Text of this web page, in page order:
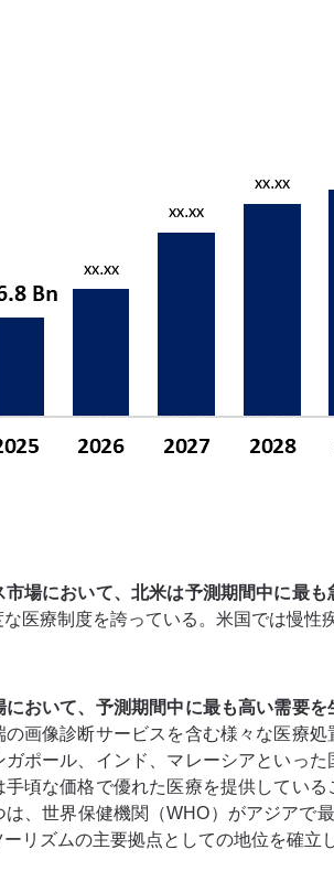
市場において、北米は予測期間中に最
医療制度を誇っている。米国では慢性
において、予測期間中に最も高い需要
の画像診断サービスを含む様々な医療
ポール、インド、マレーシアといっ
手頃な価格で優れた医療を提供してい
、世界保健機関（WHO）がアジアで
リズムの主要拠点としての地位を確立